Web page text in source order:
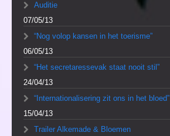
Auditie
07/05/13
“Nog volop kansen in het toerisme”
06/05/13
“Het secretaressevak staat nooit stil”
24/04/13
“Internationalisering zit ons in het bloed”
15/04/13
Trailer Alkemade & Bloemen